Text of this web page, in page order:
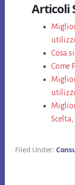
bo
ok
Articoli
Cosa
Come
Filed Under: